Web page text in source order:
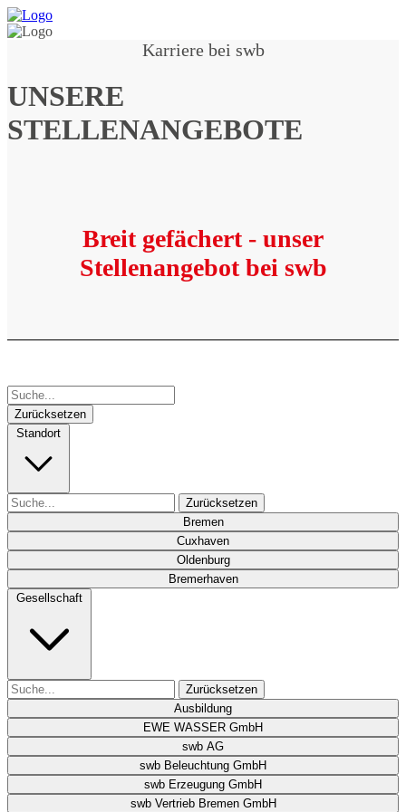
Karriere bei swb
UNSERE
STELLENANGEBOTE
Breit gefächert - unser
Stellenangebot bei swb
Zurücksetzen
Standort
Zurücksetzen
Bremen
Cuxhaven
Oldenburg
Bremerhaven
Gesellschaft
Zurücksetzen
Ausbildung
EWE WASSER GmbH
swb AG
swb Beleuchtung GmbH
swb Erzeugung GmbH
swb Vertrieb Bremen GmbH